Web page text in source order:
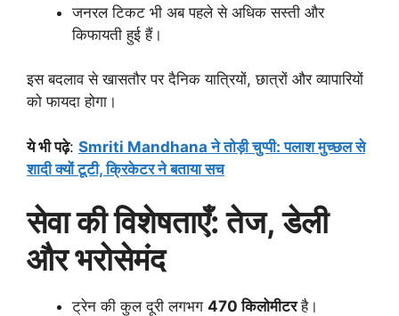
जनरल टिकट भी अब पहले से अधिक सस्ती और
किफायती हुई हैं।
इस बदलाव से खासतौर पर दैनिक यात्रियों, छात्रों और व्यापारियों
को फायदा होगा।
ये भी पढ़े: Smriti Mandhana ने तोड़ी चुप्पी: पलाश मुच्छल से
शादी क्यों टूटी, क्रिकेटर ने बताया सच
सेवा की विशेषताएँ: तेज, डेली
और भरोसेमंद
ट्रेन की कुल दूरी लगभग 470 किलोमीटरहै।